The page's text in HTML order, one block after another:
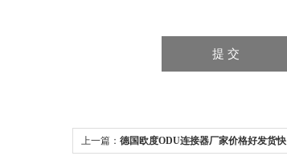
上一篇： 德国欧度ODU连接器厂家价格好发货快